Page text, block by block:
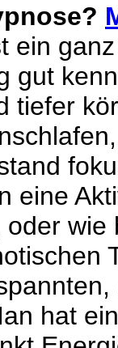
ein
gut
tiefer
eine
wie
hat